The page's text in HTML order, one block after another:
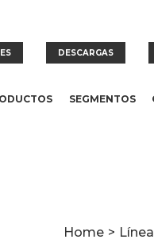
DESCARGAS
SEGMENTOS
Home >